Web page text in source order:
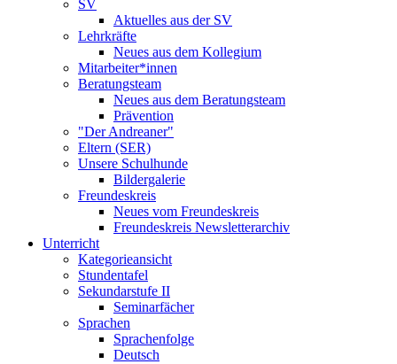
SV
Aktuelles aus der SV
Lehrkräfte
Neues aus dem Kollegium
Mitarbeiter*innen
Beratungsteam
Neues aus dem Beratungsteam
Prävention
"Der Andreaner"
Eltern (SER)
Unsere Schulhunde
Bildergalerie
Freundeskreis
Neues vom Freundeskreis
Freundeskreis Newsletterarchiv
Unterricht
Kategorieansicht
Stundentafel
Sekundarstufe II
Seminarfächer
Sprachen
Sprachenfolge
Deutsch